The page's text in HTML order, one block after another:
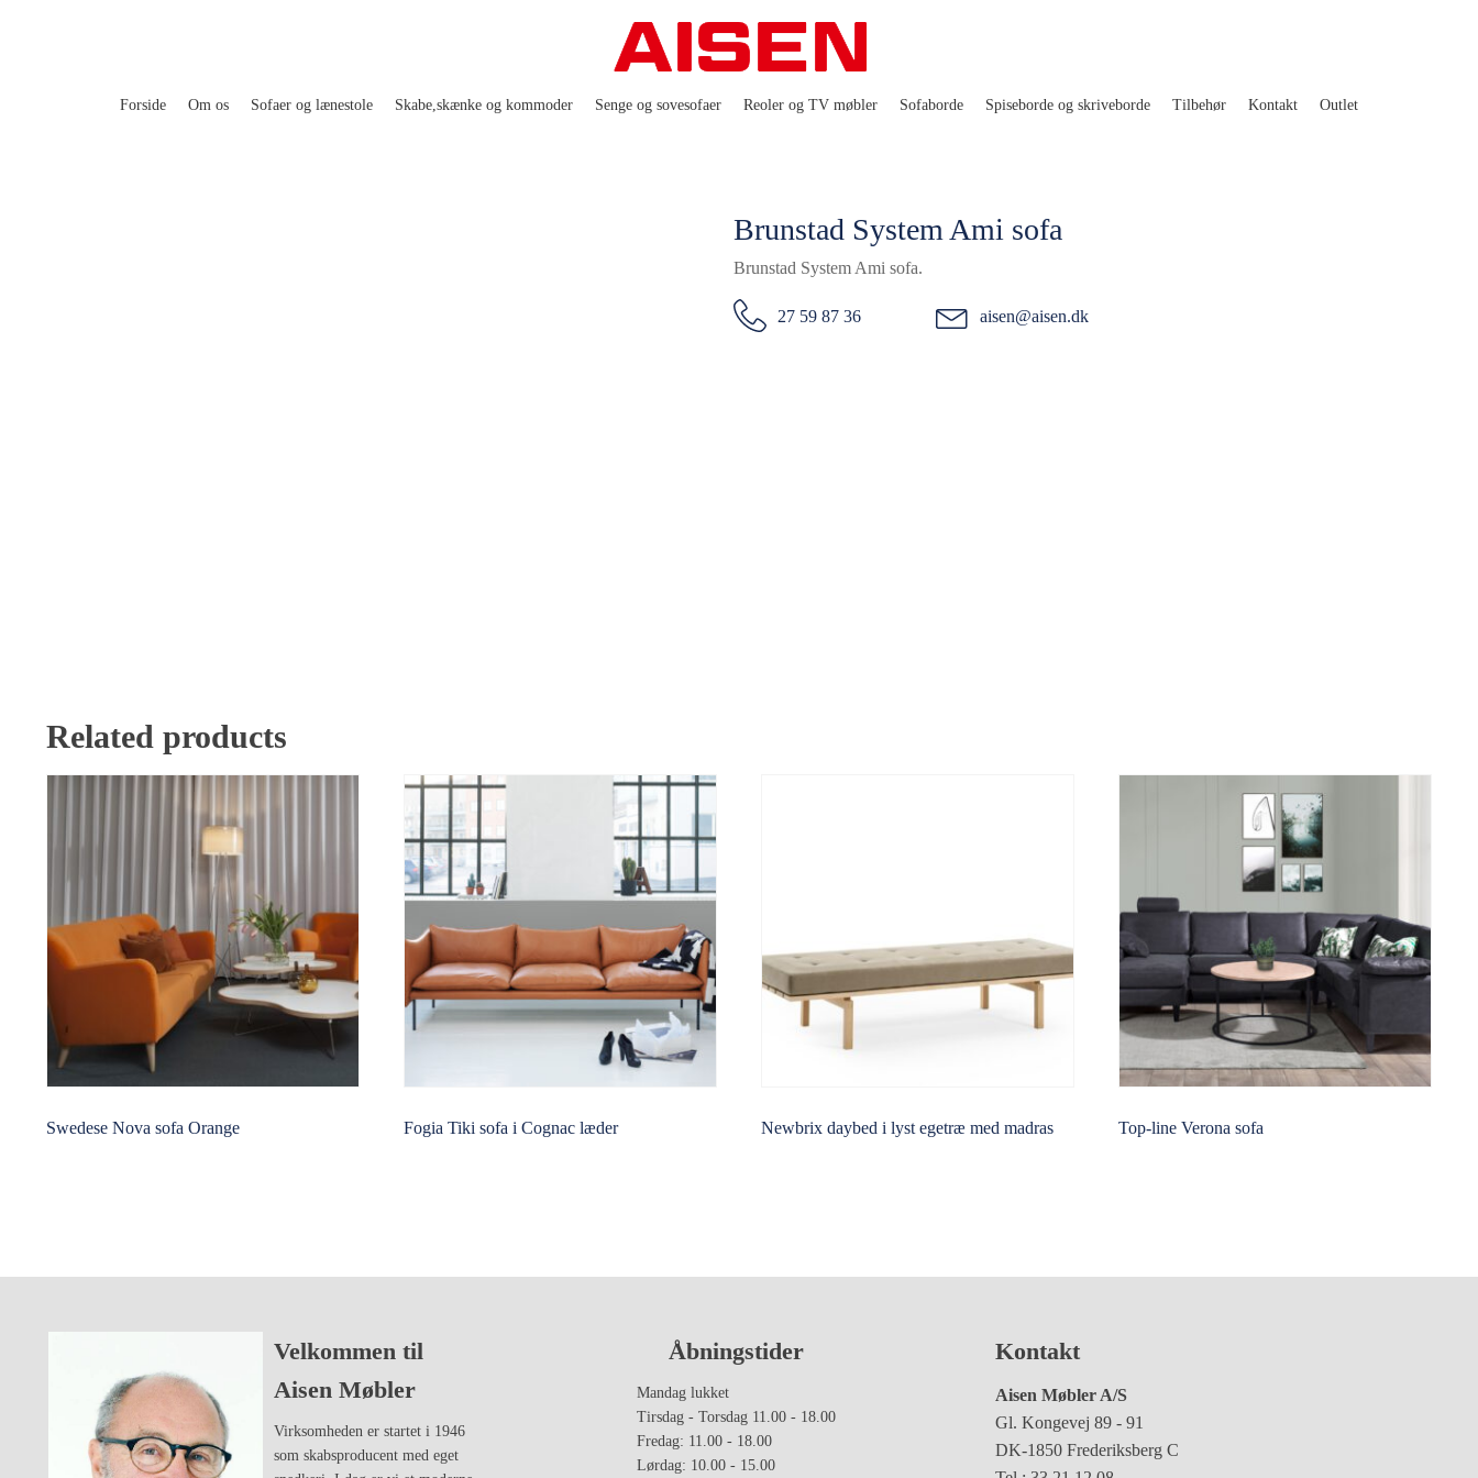
Forside Om os Sofaer og lænestole Skabe,skænke og kommoder Senge og sovesofaer Reoler og TV møbler Sofaborde Spiseborde og skriveborde Tilbehør Kontakt Outlet
Brunstad System Ami sofa
Brunstad System Ami sofa.
27 59 87 36 aisen@aisen.dk
Related products
Swedese Nova sofa Orange Fogia Tiki sofa i Cognac læder Newbrix daybed i lyst egetræ med madras Top-line Verona sofa
Velkommen til
Aisen Møbler
Virksomheden er startet i 1946
som skabsproducent med eget
Åbningstider
Mandag lukket
Tirsdag - Torsdag 11.00 - 18.00
Fredag: 11.00 - 18.00
Lørdag: 10.00 - 15.00
Kontakt
Aisen Møbler A/S
Gl. Kongevej 89 - 91
DK-1850 Frederiksberg C